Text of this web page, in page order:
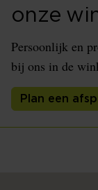
onze
Persoonlijk en
bij ons in de
Plan een